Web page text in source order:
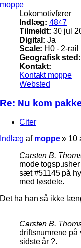
moppe
Lokomotivfører
Indlæg: 4847
Tilmeldt: 30 jul
Digital: Ja
Scale: H0 - 2-rail
Geografisk sted:
Kontakt:
Kontakt moppe
Websted
Re: Nu kom
Citer
Indlæg af moppe » 10
Carsten B.
sæt #51145 på
med løsdele.
Det ha han så ikke
Carsten B.
driftsnumrene på
sidste år ?.